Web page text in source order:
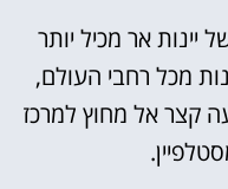
יינות אר מכיל יותר
מכל רחבי העולם,
קצר אל מחוץ למרכז